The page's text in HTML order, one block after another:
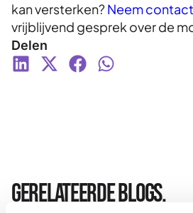
Delen
kan versterken?Neem
vrijblijvend gesprek over de
Gerelateerde blogs.